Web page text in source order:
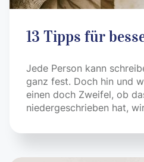
13 Tipps für
Jede Person kann
ganz fest. Doch hin und
einen doch Zweifel, ob
niedergeschrieben hat,